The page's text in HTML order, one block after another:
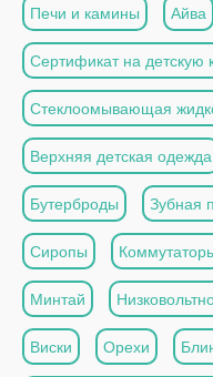
Печи и камины Айва
Сертификат на детскую
Стеклоомывающая
Верхняя детская одежда
Бутерброды Зубная
Сиропы
Минтай
Виски Орехи